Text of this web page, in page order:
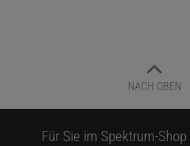
NACH OBEN
Für Sie im Spektrum-